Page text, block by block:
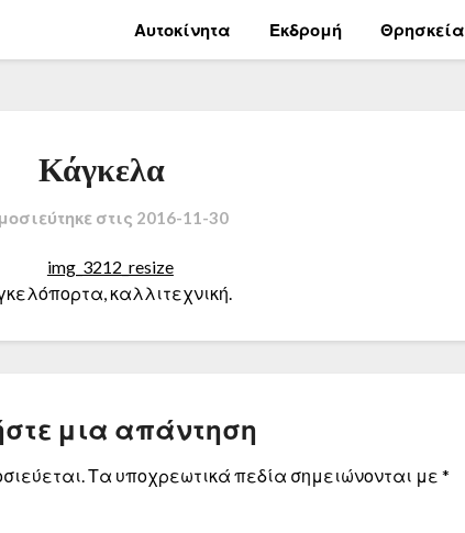
Αυτοκίνητα Εκδρομή Θρησκεία
Κάγκελα
στις 2016-11-30
καλλιτεχνική.
μια απάντηση
Τα υποχρεωτικά πεδία σημειώνονται με *